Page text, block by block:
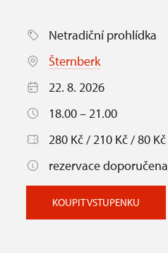
Netradiční prohlídka
Šternberk
22. 8. 2026
18.00 – 21.00
280 Kč / 210 Kč / 80 Kč
rezervace doporučena
KOUPIT VSTUPENKU